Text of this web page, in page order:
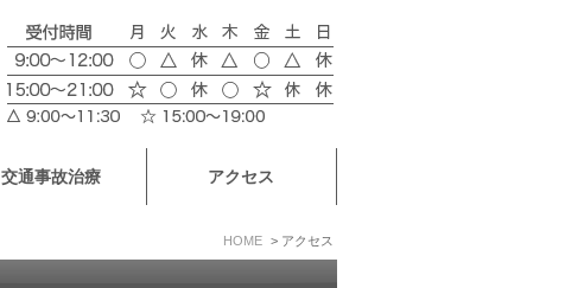
交通事故治療 アクセス
HOME アクセス